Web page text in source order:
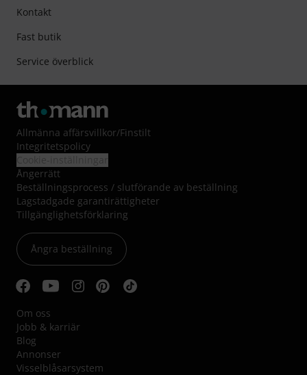
Kontakt
Fast butik
Service överblick
Allmänna affärsvillkor/Finstilt
Integritetspolicy
Ångerrätt
Beställningsprocess / slutförande av beställning
Lagstadgade garantirättigheter
Tillgänglighetsförklaring
Ångra beställning
Om oss
Jobb & karriär
Blog
Annonser
Visselblåsarsystem